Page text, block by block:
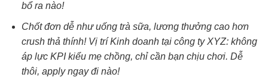
bổ ra nào!
Chốt đơn dễ như uống trà sữa, lương thưởng cao hơn
crush thả thính! Vị trí Kinh doanh tại công ty XYZ: không
áp lực KPI kiểu mẹ chồng, chỉ cần bạn chịu chơi. Dễ
thôi, apply ngay đi nào!